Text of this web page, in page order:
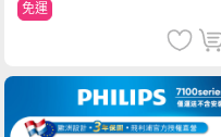
免運